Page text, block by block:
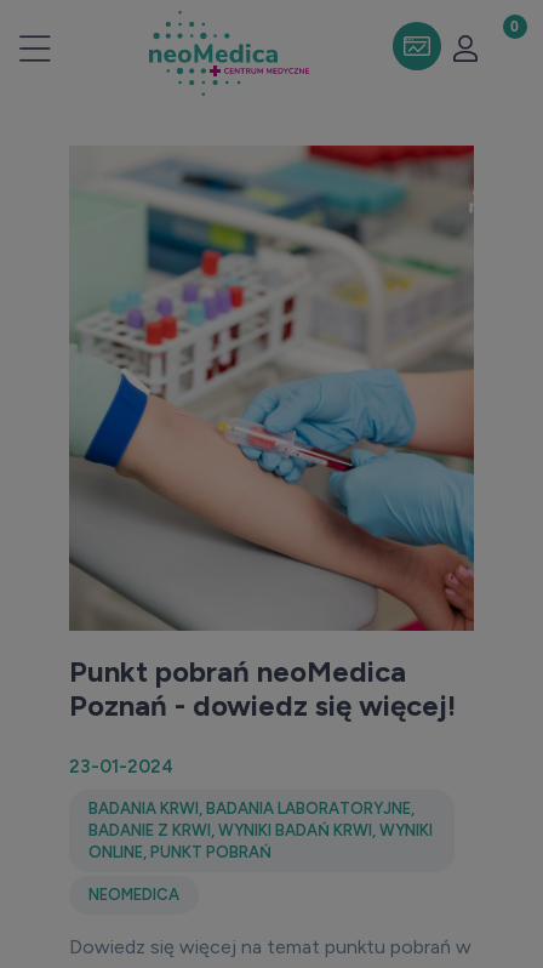
Punkt pobrań neoMedica
Poznań - dowiedz się więcej!
23-01-2024
BADANIA KRWI , BADANIA LABORATORYJNE,
BADANIE Z KRWI , WYNIKI BADAŃ KRWI , WYNIKI
ONLINE, PUNKT POBRAŃ
NEOMEDICA
Dowiedz się więcej na temat punktu pobrań w